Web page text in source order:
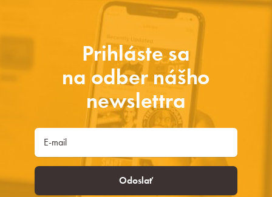
Prihláste sa
na odber nášho
newslettra
Odoslať